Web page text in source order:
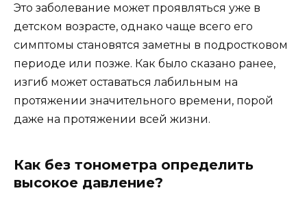
Это заболевание может проявляться уже в
детском возрасте, однако чаще всего его
симптомы становятся заметны в подростковом
периоде или позже. Как было сказано ранее,
изгиб может оставаться лабильным на
протяжении значительного времени, порой
даже на протяжении всей жизни.
Как без тонометра определить
высокое давление?